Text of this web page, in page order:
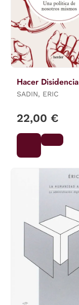
Hacer Disidencia
SADIN, ERIC
22,00 €